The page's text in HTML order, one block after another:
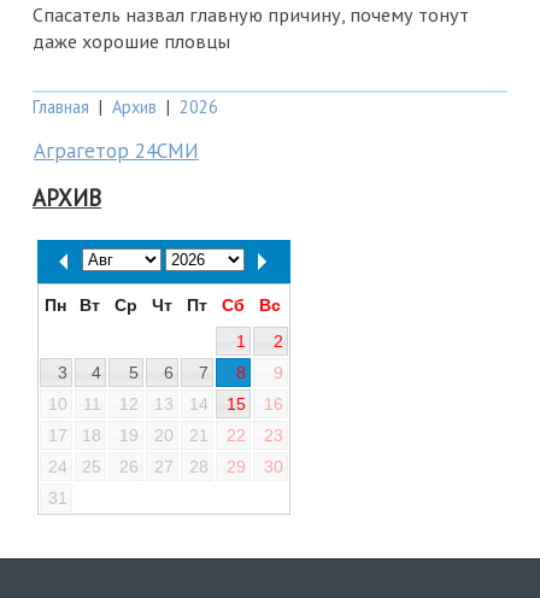
Спасатель назвал главную причину, почему тонут
даже хорошие пловцы
Главная | Архив | 2026
Аграгетор 24СМИ
АРХИВ
Пн Вт Ср Чт Пт Сб
Вс
1
2
3
4 5 6 7 8
9
10
11 12 13 14 15
16
17
18 19 20 21 22
23
24
25 26 27 28 29
30
31